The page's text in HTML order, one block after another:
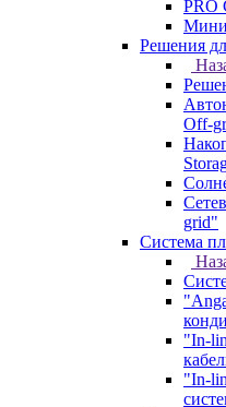
Решения
Off-
grid"
Система
"In-
"In-